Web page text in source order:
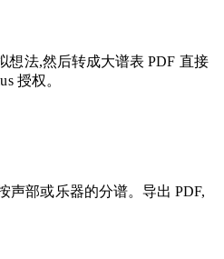
想法,然后转成大谱表 PDF 直接
授权。
声部或乐器的分谱。导出 PDF,